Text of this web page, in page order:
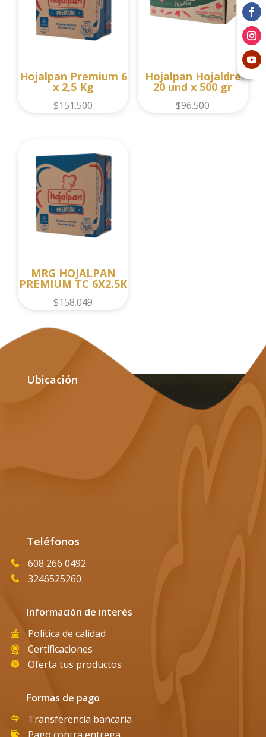
Hojalpan Premium 6
x 2,5 Kg
$151.500
Hojalpan Hojaldre
20 und x 500 gr
$96.500
MRG HOJALPAN
PREMIUM TC 6X2.5K
$158.049
Ubicación
Teléfonos
608 266 0492
3246525260
Información de interés
Politica de calidad
Certificaciones
Oferta tus productos
Formas de pago
Transferencia bancaria